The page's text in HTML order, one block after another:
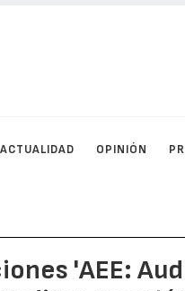
ACTUALIDAD OPINIÓN
'AEE: